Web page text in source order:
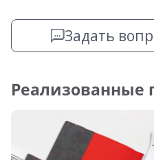
Задать
Реализованные